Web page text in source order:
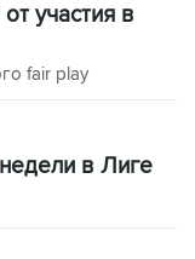
участия в
fair play
в Лиге